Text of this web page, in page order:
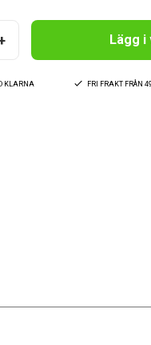
Lägg i
KLARNA FRI FRAKT FRÅN